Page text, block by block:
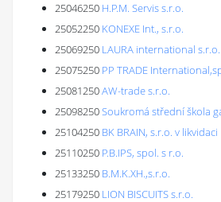
25046250 H.P.M. Servis s.r.o.
25052250 KONEXE Int., s.r.o.
25069250 LAURA international s.r.o.
25075250 PP TRADE
25081250AW-trade s.r.o.
25098250Soukromá střední škola
25104250 BK BRAIN, s.r.o. v likvidaci
25110250 P.B.IPS, spol. s r.o.
25133250 B.M.K.XH.,s.r.o.
25179250 LION BISCUITS s.r.o.